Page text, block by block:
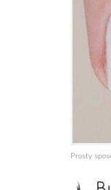
Prosty